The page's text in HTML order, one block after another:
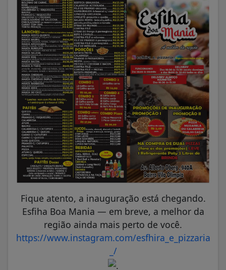
Fique atento, a inauguração está chegando.
Esfiha Boa Mania — em breve, a melhor da
região ainda mais perto de você.
https://www.instagram.com/esfhira_e_pizzaria
_/